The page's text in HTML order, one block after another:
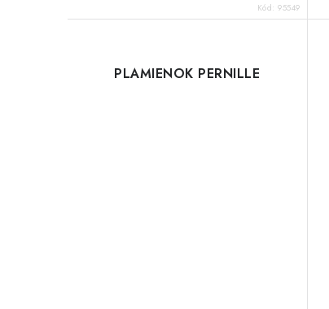
Kód: 95549
PLAMIENOK PERNILLE